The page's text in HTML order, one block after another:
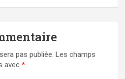
pas publiée. Les champs
avec *